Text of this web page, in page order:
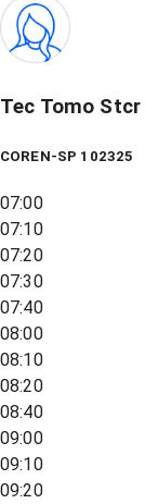
Tec Tomo Stcr
COREN-SP 102325
07:00
07:10
07:20
07:30
07:40
08:00
08:10
08:20
08:40
09:00
09:10
09:20